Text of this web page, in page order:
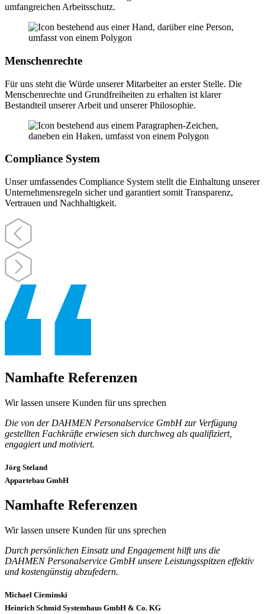
umfangreichen Arbeitsschutz.
Menschenrechte
Für uns steht die Würde unserer Mitarbeiter an erster Stelle. Die
Menschenrechte und Grundfreiheiten zu erhalten ist klarer
Bestandteil unserer Arbeit und unserer Philosophie.
Compliance System
Unser umfassendes Compliance System stellt die Einhaltung unserer
Unternehmensregeln sicher und garantiert somit Transparenz,
Vertrauen und Nachhaltigkeit.
Namhafte Referenzen
Wir lassen unsere Kunden für uns sprechen
Die von der DAHMEN Personalservice GmbH zur Verfügung
gestellten Fachkräfte erwiesen sich durchweg als qualifiziert,
engagiert und motiviert.
Jörg Steland
Appartebau GmbH
Namhafte Referenzen
Wir lassen unsere Kunden für uns sprechen
Durch persönlichen Einsatz und Engagement hilft uns die
DAHMEN Personalservice GmbH unsere Leistungsspitzen effektiv
und kostengünstig abzufedern.
Michael Cieminski
Heinrich Schmid Systemhaus GmbH & Co. KG